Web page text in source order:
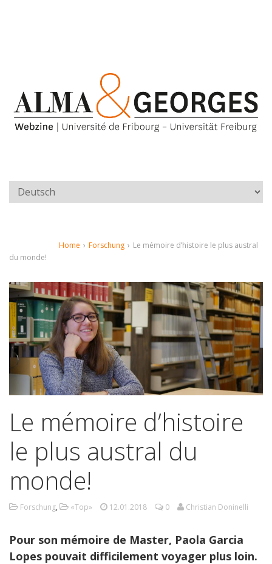
Home › Forschung › Le mémoire d’histoire le plus austral
du monde!
Le mémoire d’histoire
le plus austral du
monde!
Forschung, «Top» 12.01.2018 0 Christian Doninelli
Pour son mémoire de Master, Paola Garcia
Lopes pouvait difficilement voyager plus loin.